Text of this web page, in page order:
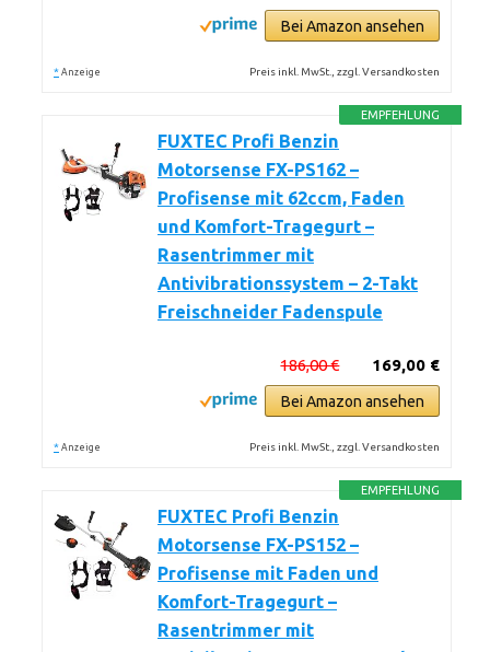
Bei Amazon ansehen
* Anzeige Preis inkl. MwSt., zzgl. Versandkosten
EMPFEHLUNG
FUXTEC Profi Benzin
Motorsense FX-PS162 –
Profisense mit 62ccm, Faden
und Komfort-Tragegurt –
Rasentrimmer mit
Antivibrationssystem – 2-Takt
Freischneider Fadenspule
169,00 €
186,00 €
Bei Amazon ansehen
* Anzeige Preis inkl. MwSt., zzgl. Versandkosten
EMPFEHLUNG
FUXTEC Profi Benzin
Motorsense FX-PS152 –
Profisense mit Faden und
Komfort-Tragegurt –
Rasentrimmer mit